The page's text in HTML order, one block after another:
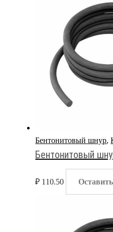
Бентонитовый шнур,
Бентонитовый
₽ 110.50